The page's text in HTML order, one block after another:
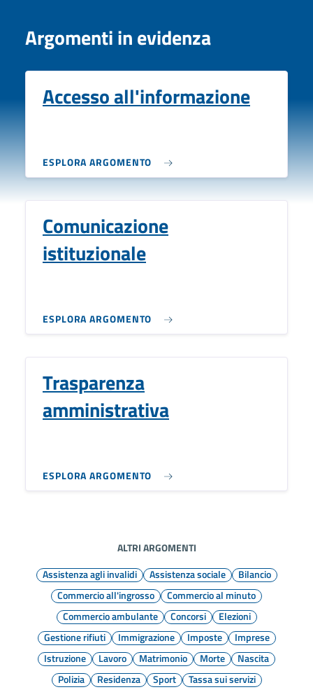
Argomenti in evidenza
Accesso all'informazione
ESPLORA ARGOMENTO
Comunicazione
istituzionale
ESPLORA ARGOMENTO
Trasparenza
amministrativa
ESPLORA ARGOMENTO
ALTRI ARGOMENTI
Assistenza agli invalidi
Assistenza sociale
Bilancio
Commercio all'ingrosso
Commercio al minuto
Commercio ambulante
Concorsi
Elezioni
Gestione rifiuti
Immigrazione Imposte
Imprese
Istruzione
Lavoro Matrimonio Morte
Nascita
Polizia
Residenza Sport
Tassa sui servizi